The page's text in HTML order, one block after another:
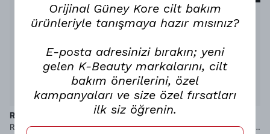
ROMAND
Rom&nd Han All Fix Mascara Long Ash - Maskara
ROMAND
Rom&nd Han All Fix Mascara Volume Black - Maskara
Orijinal Güney Kore cilt bakım
ürünleriyle tanışmaya hazır mısınız?
E-posta adresinizi bırakın; yeni
gelen K-Beauty markalarını, cilt
bakım önerilerini, özel
kampanyaları ve size özel fırsatları
ilk siz öğrenin.